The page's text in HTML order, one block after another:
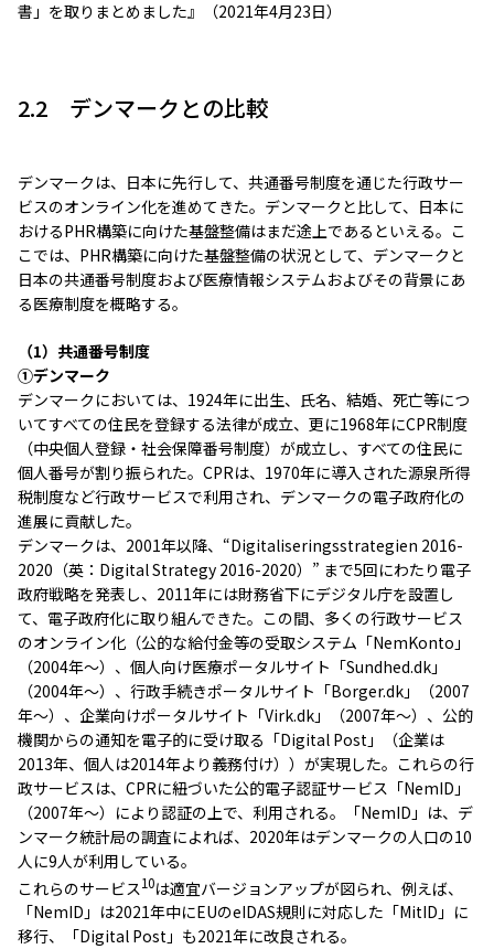
書」を取りまとめました』（2021年4月23日）
2.2 デンマークとの比較
デンマークは、日本に先行して、共通番号制度を通じた行政サー
ビスのオンライン化を進めてきた。デンマークと比して、日本に
おけるPHR構築に向けた基盤整備はまだ途上であるといえる。こ
こでは、PHR構築に向けた基盤整備の状況として、デンマークと
日本の共通番号制度および医療情報システムおよびその背景にあ
る医療制度を概略する。
（1）共通番号制度
①デンマーク
デンマークにおいては、1924年に出生、氏名、結婚、死亡等につ
いてすべての住民を登録する法律が成立、更に1968年にCPR制度
（中央個⼈登録・社会保障番号制度）が成立し、すべての住民に
個人番号が割り振られた。CPRは、1970年に導入された源泉所得
税制度など行政サービスで利用され、デンマークの電子政府化の
進展に貢献した。
デンマークは、2001年以降、“Digitaliseringsstrategien 2016-
2020（英：Digital Strategy 2016-2020）” まで5回にわたり電子
政府戦略を発表し、2011年には財務省下にデジタル庁を設置し
て、電子政府化に取り組んできた。この間、多くの行政サービス
のオンライン化（公的な給付金等の受取システム「NemKonto」
（2004年～）、個人向け医療ポータルサイト「Sundhed.dk」
（2004年～）、行政手続きポータルサイト「Borger.dk」（2007
年～）、企業向けポータルサイト「Virk.dk」（2007年～）、公的
機関からの通知を電子的に受け取る「Digital Post」（企業は
2013年、個人は2014年より義務付け））が実現した。これらの行
政サービスは、CPRに紐づいた公的電子認証サービス「NemID」
（2007年～）により認証の上で、利用される。「NemID」は、デ
ンマーク統計局の調査によれば、2020年はデンマークの人口の10
人に9人が利用している。
これらのサービス10は適宜バージョンアップが図られ、例えば、
「NemID」は2021年中にEUのeIDAS規則に対応した「MitID」に
移行、「Digital Post」も2021年に改良される。